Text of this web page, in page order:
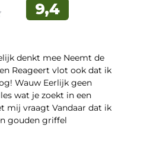
denkt mee Neemt de
Reageert vlot ook dat ik
Wauw Eerlijk geen
wat je zoekt in een
mij vraagt Vandaar dat ik
gouden griffel